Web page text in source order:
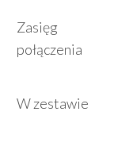
Zasięg
połączenia
W zestawie